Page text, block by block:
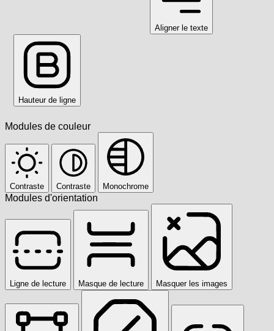
Aligner le texte
Hauteur de ligne
Modules de couleur
Contraste Contraste Monochrome
Modules d'orientation
Ligne de lecture Masque de lecture Masquer les images